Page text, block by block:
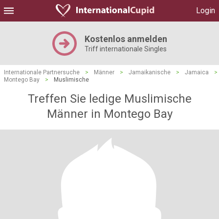
Login
Kostenlos anmelden
Triff internationale Singles
Internationale Partnersuche > Männer > Jamaikanische > Jamaica
>
Montego Bay
> Muslimische
Treffen Sie ledige Muslimische
Männer in Montego Bay